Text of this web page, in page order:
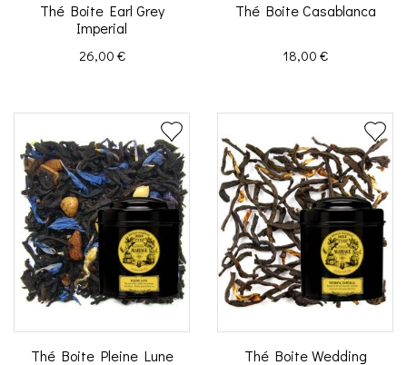
Thé Boite Earl Grey
Imperial
Prix
26,00 €
Thé Boite Casablanca
Prix
18,00 €
Thé Boite Pleine Lune
Thé Boite Wedding